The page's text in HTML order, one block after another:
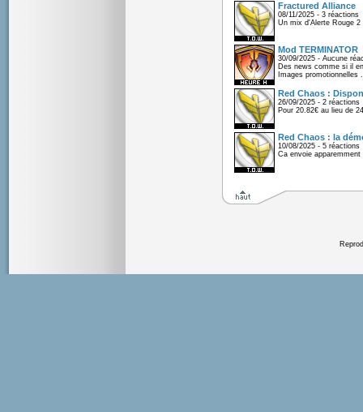
Fractured Alliance
08/11/2025 - 3 réactions
Un mix d'Alerte Rouge
Mod TERMINATOR
30/09/2025 - Aucune
Des news comme si il
Images promotionnelles .
Red Chaos :
26/09/2025 - 2 réactions
Pour 20.82€ au lieu de
Red Chaos : la
10/08/2025 - 5 réactions
Ca envoie apparemment